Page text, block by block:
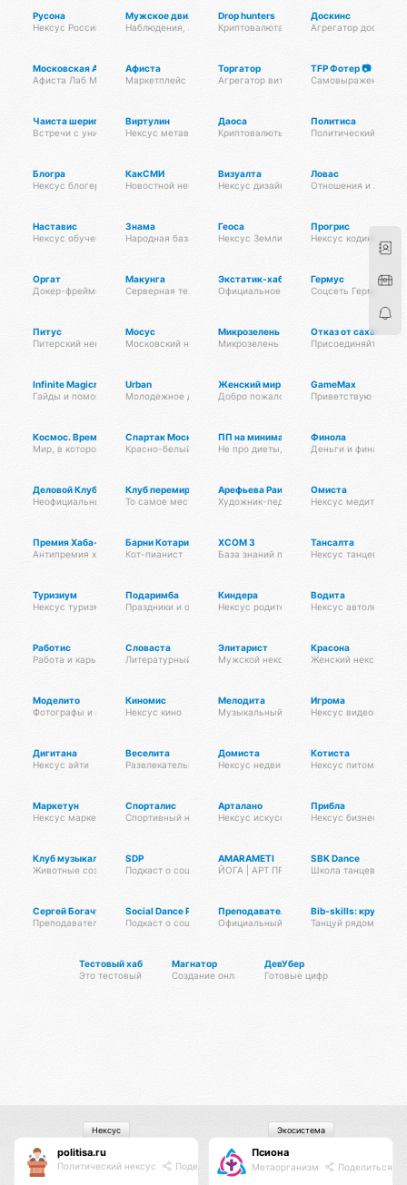
Русона
Нексус России
Мужское движение
Наблюдения, анализ, обсуждения
Drop hunters
Криптовалюта
Доскинс
Агрегатор досок
Московская Афиста
Афиста Лаб Москвы и Подпосковья
Афиста
Маркетплейс мероприятий
Торгатор
Агрегатор витрин
TFP Фотер 📷
Самовыражение с
Чаиста шериг
Встречи с уникальной отмосферой и утончёными ароматами
Виртулин
Нексус метавселенных
Даоса
Криптовалюты и блокчейны
Политиса
Политический
Блогра
Нексус блогеров
КакСМИ
Новостной нексус
Визуалта
Нексус дизайна
Ловас
Отношения и любовь
Наставис
Нексус обучения
Знама
Народная база знаний
Геоса
Нексус Земли
Прогрис
Нексус кодинга
Оргат
Докер-фреймворк
Макунга
Серверная технология
Экстатик-хаб
Официальное сообщество Омисты
Гермус
Соцсеть Германии
Питус
Питерский нексус
Мосус
Московский нексус
Микрозелень оптом
Микрозелень оптом для поставщиков,
Отказ от сахара
Присоединяйтесь к
Infinite Magicraid
Гайды и помощь по игре
Urban
Молодежное движение по улицам города
Женский мир
Добро пожаловать в мир красоты и
GameMax
Приветствую всех
Космос. Время. Пространство.
Мир, в котором живет каждый из нас
Спартак Москва
Красно-белый контент. Новости. Мысли. Расписание
ПП на минималках
Не про диеты, про здоровье. Только
Финола
Деньги и финансы
Деловой Клуб Русской Дружины
Неофициальный хаб
Клуб перемирия
То самое место
Арефьева Раиса Дмитриевна
Художник-педагог
Омиста
Нексус медитации
Премия Хаба-Хаба
Антипремия хабов
Барни Котариен
Кот-пианист
XCOM 3
База знаний по XCOM 3
Тансалта
Нексус танцев
Туризиум
Нексус туризма
Подаримба
Праздники и отдых
Киндера
Нексус родителей
Водита
Нексус
Работис
Работа и карьера
Словаста
Литературный нексус
Элитарист
Мужской нексус
Красона
Женский нексус
Моделито
Фотографы и модели
Киномис
Нексус кино
Мелодита
Музыкальный нексус
Игрома
Нексус видеоигр
Дигитана
Нексус айти
Веселита
Развлекательный нексус
Домиста
Нексус недвижимости
Котиста
Нексус питомцев
Маркетун
Нексус маркетинга
Спорталис
Спортивный нексус
Арталано
Нексус искусств
Прибла
Нексус бизнеса
Клуб музыкальных животных
Животные создают музыку
SDP
Подкаст о социальных танцах
AMARAMETI
ЙОГА | АРТ ПРАКТИКИ | МЕДИТАЦИИ
SBK Dance
Школа танцев –
Сергей Богачук
Преподаватель сальсы и бачаты
Social Dance Podcast
Подкаст о социальных танцах
Преподаватели танцев
Официальный клуб Тансалты
Bib-skills: кружки и
Танцуй рядом с
Тестовый хаб для тестирования хабов
Это тестовый хаб
Магнатор
Создание онлайн-платформ и систем
ДевУбер
Готовые цифровые решения
politisa.ru
Политический нексус Поделиться
Нексус
Псиона
Метаорганизм Поделиться
Экосистема